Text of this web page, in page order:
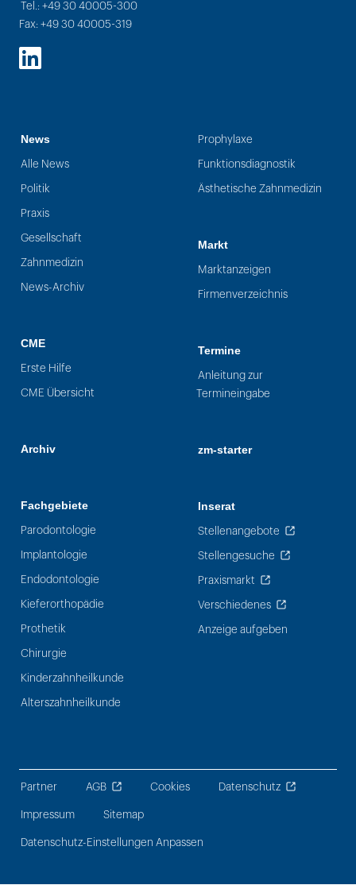
Tel.: +49 30 40005-300
Fax: +49 30 40005-319
LinkedIn
News
Alle News
Politik
Praxis
Gesellschaft
Zahnmedizin
News-Archiv
CME
Erste Hilfe
CME Übersicht
Archiv
Fachgebiete
Parodontologie
Implantologie
Endodontologie
Kieferorthopädie
Prothetik
Chirurgie
Kinderzahnheilkunde
Alterszahnheilkunde
Prophylaxe
Funktionsdiagnostik
Ästhetische Zahnmedizin
Markt
Marktanzeigen
Firmenverzeichnis
Termine
Anleitung zur
Termineingabe
zm-starter
Inserat
Stellenangebote
Stellengesuche
Praxismarkt
Verschiedenes
Anzeige aufgeben
Partner AGB Cookies Datenschutz
Impressum Sitemap
Datenschutz-Einstellungen Anpassen